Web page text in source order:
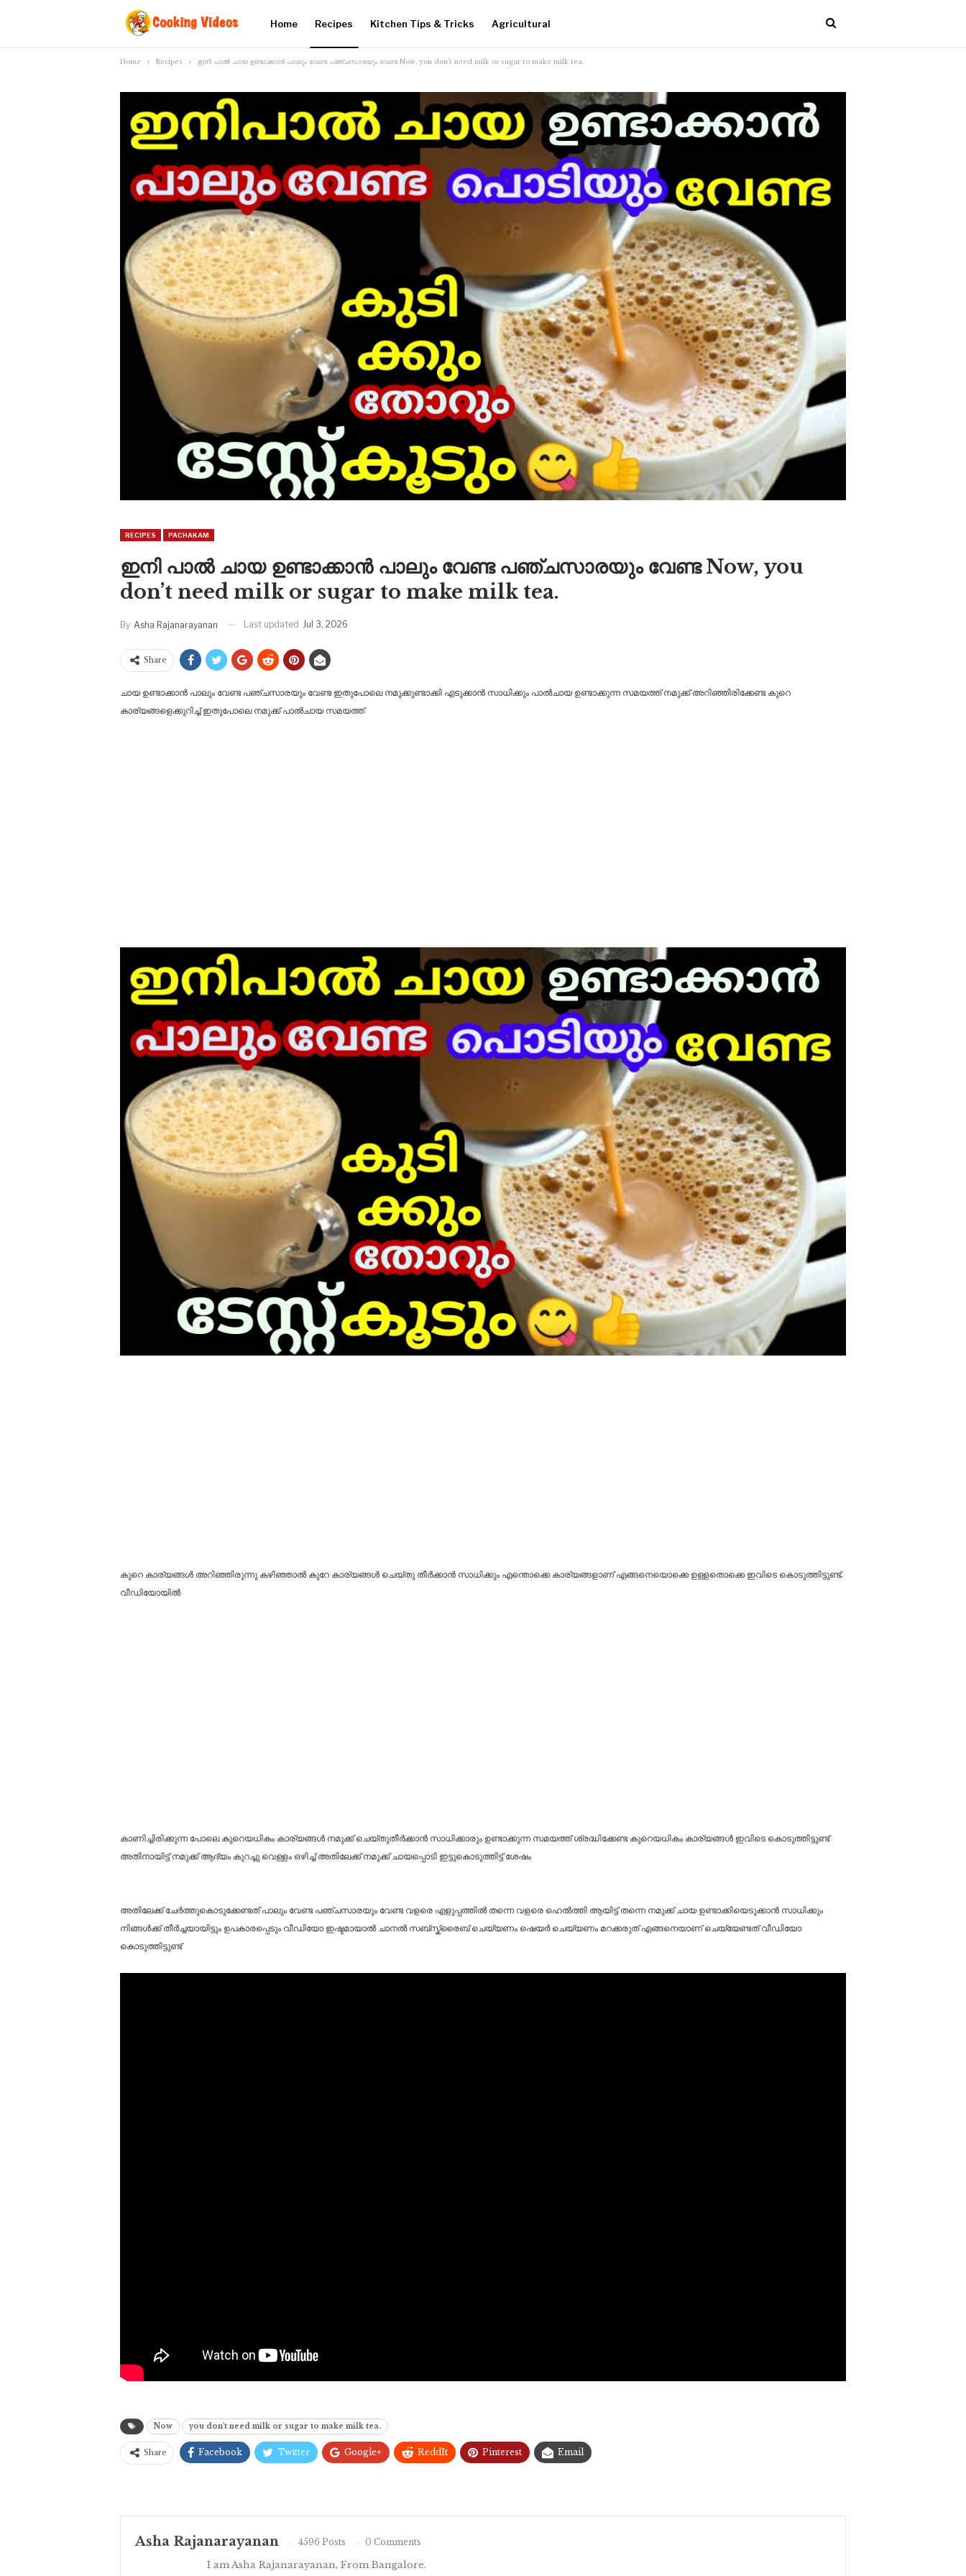
Home Recipes Kitchen Tips & Tricks Agricultural
Home Recipes ഇനി പാൽ ചായ ഉണ്ടാക്കാൻ പാലും വേണ്ട പഞ്ചസാരയും വേണ്ട Now, you don’t need milk or sugar to make milk tea.
RECIPES PACHAKAM
ഇനി പാൽ ചായ ഉണ്ടാക്കാൻ പാലും വേണ്ട പഞ്ചസാരയും വേണ്ട Now, you
don’t need milk or sugar to make milk tea.
By Asha Rajanarayanan Last updated Jul 3, 2026
Share
ചായ ഉണ്ടാക്കാൻ പാലും വേണ്ട പഞ്ചസാരയും വേണ്ട ഇതുപോലെ നമുക്കുണ്ടാക്കി എടുക്കാൻ സാധിക്കും പാൽചായ ഉണ്ടാക്കുന്ന സമയത്ത് നമുക്ക് അറിഞ്ഞിരിക്കേണ്ട കുറെ
കാര്യങ്ങളെക്കുറിച്ച് ഇതുപോലെ നമുക്ക് പാൽചായ സമയത്ത്
കുറെ കാര്യങ്ങൾ അറിഞ്ഞിരുന്നു കഴിഞ്ഞാൽ കുറേ കാര്യങ്ങൾ ചെയ്തു തീർക്കാൻ സാധിക്കും എന്തൊക്കെ കാര്യങ്ങളാണ് എങ്ങനെയൊക്കെ ഉള്ളതൊക്കെ ഇവിടെ കൊടുത്തിട്ടുണ്ട്.
വീഡിയോയിൽ
കാണിച്ചിരിക്കുന്ന പോലെ കുറെയധികം കാര്യങ്ങൾ നമുക്ക് ചെയ്തുതീർക്കാൻ സാധിക്കാരും ഉണ്ടാക്കുന്ന സമയത്ത് ശ്രദ്ധിക്കേണ്ട കുറെയധികം കാര്യങ്ങൾ ഇവിടെ കൊടുത്തിട്ടുണ്ട്
അതിനായിട്ട് നമുക്ക് ആദ്യം കുറച്ചു വെള്ളം ഒഴിച്ച് അതിലേക്ക് നമുക്ക് ചായപ്പൊടി ഇട്ടുകൊടുത്തിട്ട് ശേഷം
അതിലേക്ക് ചേർത്തുകൊടുക്കേണ്ടത് പാലും വേണ്ട പഞ്ചസാരയും വേണ്ട വളരെ എളുപ്പത്തിൽ തന്നെ വളരെ ഹെൽത്തി ആയിട്ട് തന്നെ നമുക്ക് ചായ ഉണ്ടാക്കിയെടുക്കാൻ സാധിക്കും
നിങ്ങൾക്ക് തീർച്ചയായിട്ടും ഉപകാരപ്പെടും വീഡിയോ ഇഷ്ടമായാൽ ചാനൽ സബ്സ്ക്രൈബ് ചെയ്യണം ഷെയർ ചെയ്യണം മറക്കരുത് എങ്ങനെയാണ് ചെയ്യേണ്ടത് വീഡിയോ
കൊടുത്തിട്ടുണ്ട്
Now you don't need milk or sugar to make milk tea.
Share Facebook Twitter Google+ ReddIt Pinterest Email
Asha Rajanarayanan 4596 Posts 0 Comments
I am Asha Rajanarayanan, From Bangalore.